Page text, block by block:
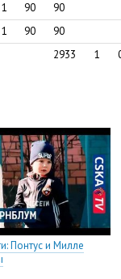
1 90
90
1 90
90
2933
1
Понтус и Милле